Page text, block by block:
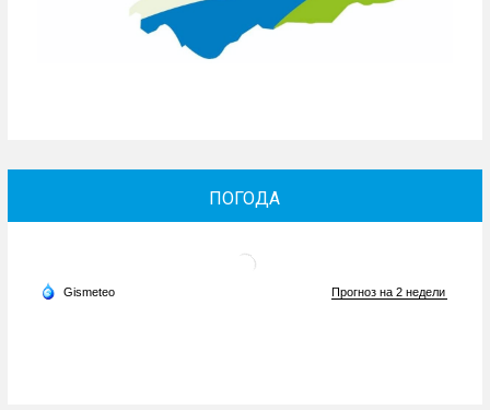
ПОГОДА